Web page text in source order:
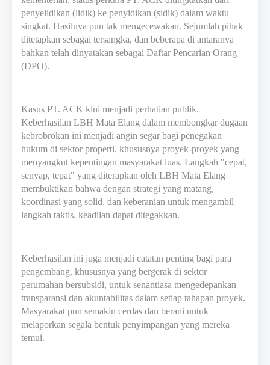
penyelidikan (lidik) ke penyidikan (sidik) dalam waktu
singkat. Hasilnya pun tak mengecewakan. Sejumlah pihak
ditetapkan sebagai tersangka, dan beberapa di antaranya
bahkan telah dinyatakan sebagai Daftar Pencarian Orang
(DPO).
Kasus PT. ACK kini menjadi perhatian publik.
Keberhasilan LBH Mata Elang dalam membongkar dugaan
kebrobrokan ini menjadi angin segar bagi penegakan
hukum di sektor properti, khususnya proyek-proyek yang
menyangkut kepentingan masyarakat luas. Langkah "cepat,
senyap, tepat" yang diterapkan oleh LBH Mata Elang
membuktikan bahwa dengan strategi yang matang,
koordinasi yang solid, dan keberanian untuk mengambil
langkah taktis, keadilan dapat ditegakkan.
Keberhasilan ini juga menjadi catatan penting bagi para
pengembang, khususnya yang bergerak di sektor
perumahan bersubsidi, untuk senantiasa mengedepankan
transparansi dan akuntabilitas dalam setiap tahapan proyek.
Masyarakat pun semakin cerdas dan berani untuk
melaporkan segala bentuk penyimpangan yang mereka
temui.